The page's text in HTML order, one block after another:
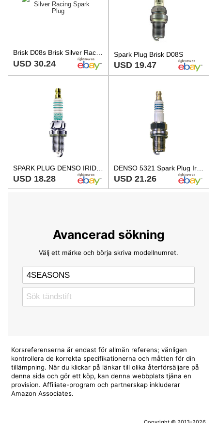
Brisk D08s Brisk Silver Racing Spark Plug
USD 30.24
Spark Plug Brisk D08S
USD 19.47
SPARK PLUG DENSO IRIDIUM IK31 KTM SX 65 1999-2001
USD 18.28 USD 21.26
Avancerad sökning
Välj ett märke och börja skriva modellnumret.
Korsreferenserna är endast för allmän referens; vänligen
kontrollera de korrekta specifikationerna och måtten för din
tillämpning. När du klickar på länkar till olika återförsäljare på
denna sida och gör ett köp, kan denna webbplats tjäna en
provision. Affiliate-program och partnerskap inkluderar
Amazon Associates.